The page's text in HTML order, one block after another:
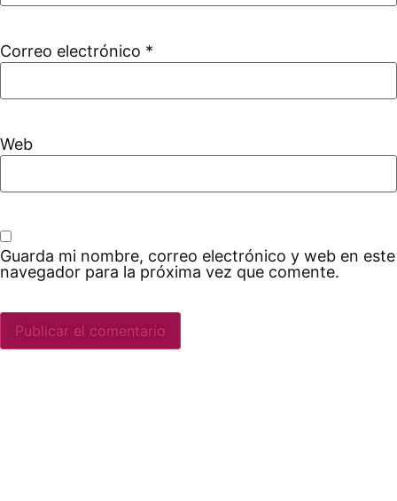
Correo electrónico *
Web
Guarda mi nombre, correo electrónico y web en este
navegador para la próxima vez que comente.